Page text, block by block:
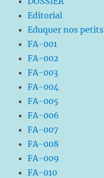
Editorial
Eduquer nos petits
FA-001
FA-002
FA-003
FA-004
FA-005
FA-006
FA-007
FA-008
FA-009
FA-010